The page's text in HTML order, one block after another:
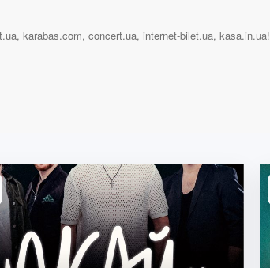
karabas.com, concert.ua, internet-bilet.ua, kasa.in.ua!